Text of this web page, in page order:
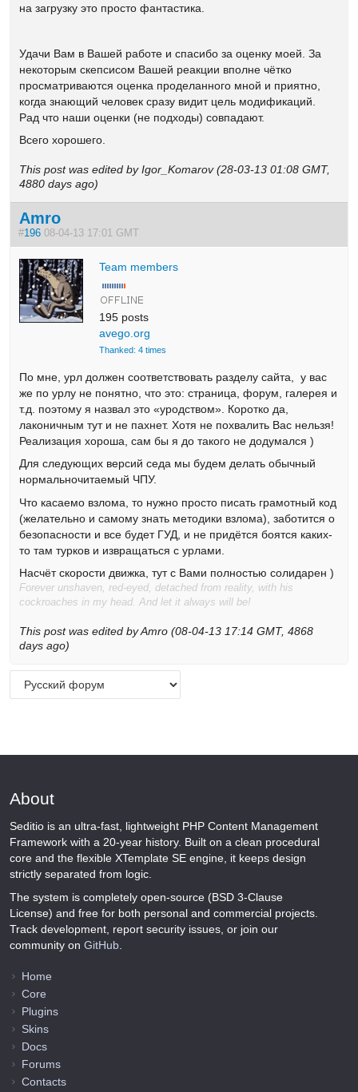
на загрузку это просто фантастика.
Удачи Вам в Вашей работе и спасибо за оценку моей. За
некоторым скепсисом Вашей реакции вполне чётко
просматриваются оценка проделанного мной и приятно,
когда знающий человек сразу видит цель модификаций.
Рад что наши оценки (не подходы) совпадают.
Всего хорошего.
This post was edited by Igor_Komarov (28-03-13 01:08 GMT,
4880 days ago)
Amro
#196 08-04-13 17:01 GMT
Team members
195 posts
avego.org
Thanked: 4 times
По мне, урл должен соответствовать разделу сайта, у вас
же по урлу не понятно, что это: страница, форум, галерея и
т.д. поэтому я назвал это «уродством». Коротко да,
лаконичным тут и не пахнет. Хотя не похвалить Вас нельзя!
Реализация хороша, сам бы я до такого не додумался )
Для следующих версий седа мы будем делать обычный
нормальночитаемый ЧПУ.
Что касаемо взлома, то нужно просто писать грамотный код
(желательно и самому знать методики взлома), заботится о
безопасности и все будет ГУД, и не придётся боятся каких-
то там турков и извращаться с урлами.
Насчёт скорости движка, тут с Вами полностью солидарен )
Forever unshaven, red-eyed, detached from reality, with his
cockroaches in my head. And let it always will be!
This post was edited by Amro (08-04-13 17:14 GMT, 4868
days ago)
About
Seditio is an ultra-fast, lightweight PHP Content Management
Framework with a 20-year history. Built on a clean procedural
core and the flexible XTemplate SE engine, it keeps design
strictly separated from logic.
The system is completely open-source (BSD 3-Clause
License) and free for both personal and commercial projects.
Track development, report security issues, or join our
community on GitHub
Home
Core
Plugins
Skins
Docs
Forums
Contacts